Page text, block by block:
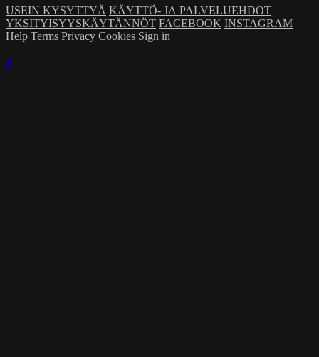
USEIN KYSYTTYÄ KÄYTTÖ- JA PALVELUEHDOT
YKSITYISYYSKÄYTÄNNÖT FACEBOOK INSTAGRAM
Help Terms Privacy Cookies Sign in
×